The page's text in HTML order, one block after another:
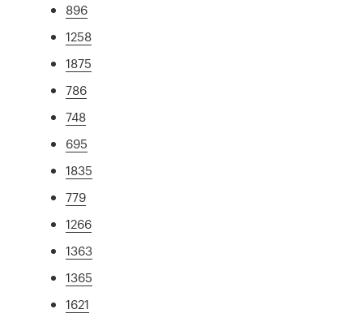
896
1258
1875
786
748
695
1835
779
1266
1363
1365
1621